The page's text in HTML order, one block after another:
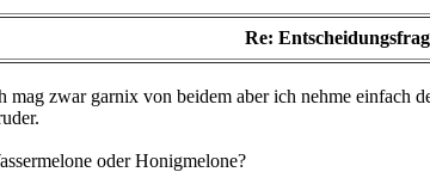
Re:
mag zwar garnix von beidem aber ich nehme einfach
oder Honigmelone?